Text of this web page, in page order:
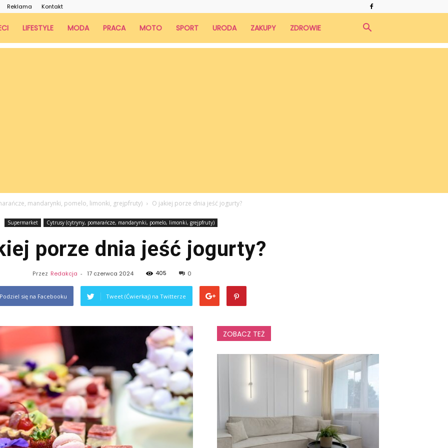
Reklama Kontakt
LIFESTYLE MODA PRACA MOTO SPORT URODA ZAKUPY ZDROWIE
mandarynki, pomelo, limonki, grejpfruty) O jakiej porze dnia jeść jogurty?
Supermarket Cytrusy (cytryny, pomarańcze, mandarynki, pomelo, limonki, grejpfruty)
porze dnia jeść jogurty?
Przez Redakcja - 17 czerwca 2024 405 0
się na Facebooku Tweet (Ćwierkaj) na Twitterze
ZOBACZ TEŻ